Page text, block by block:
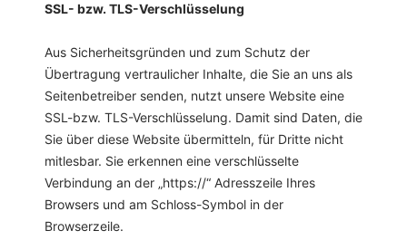
SSL- bzw. TLS-Verschlüsselung
Aus Sicherheitsgründen und zum Schutz der
Übertragung vertraulicher Inhalte, die Sie an uns als
Seitenbetreiber senden, nutzt unsere Website eine
SSL-bzw. TLS-Verschlüsselung. Damit sind Daten, die
Sie über diese Website übermitteln, für Dritte nicht
mitlesbar. Sie erkennen eine verschlüsselte
Verbindung an der „https://“ Adresszeile Ihres
Browsers und am Schloss-Symbol in der
Browserzeile.